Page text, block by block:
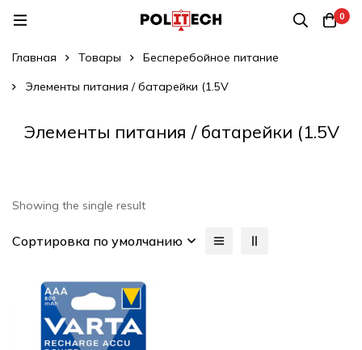
0
Главная Товары
Бесперебойное питание
Элементы питания / батарейки (1.5V
Элементы питания / батарейки (1.5V
Showing the single result
Сортировка по умолчанию